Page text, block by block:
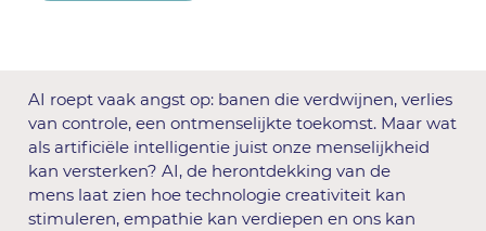
AI roept vaak angst op: banen die verdwijnen, verlies
van controle, een ontmenselijkte toekomst. Maar wat
als artificiële intelligentie juist onze menselijkheid
kan versterken? AI, de herontdekking van de
mens laat zien hoe technologie creativiteit kan
stimuleren, empathie kan verdiepen en ons kan